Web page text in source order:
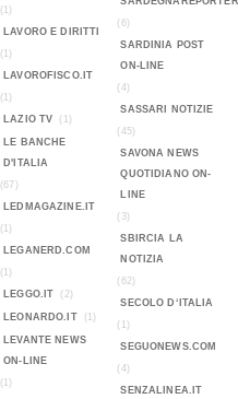
(1)
LAVORO E DIRITTI
(1)
LAVOROFISCO.IT
(1)
LAZIO TV
(1)
LE BANCHE
D'ITALIA
(67)
LEDMAGAZINE.IT
(1)
LEGANERD.COM
(1)
LEGGO.IT
(2)
LEONARDO.IT (1)
LEVANTE NEWS
ON-LINE
(1)
(6)
SARDINIA POST
ON-LINE
(4)
SASSARI NOTIZIE
(45)
SAVONA NEWS
QUOTIDIANO ON-
LINE
(3)
SBIRCIA LA
NOTIZIA
(62)
SECOLO D‘ITALIA
(1)
SEGUONEWS.COM
(4)
SENZALINEA.IT